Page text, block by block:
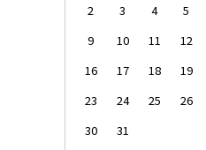
2
3 4 5
9
10 11 12
16
17 18 19
23
24 25 26
30
31